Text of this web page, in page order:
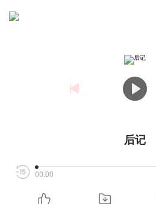
后记
00:00